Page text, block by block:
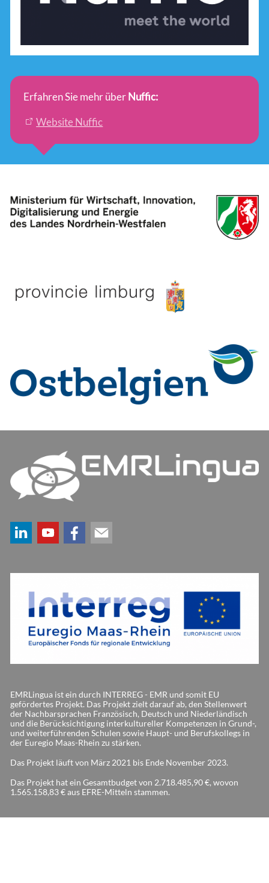
Erfahren Sie mehr überNuffic:
Website Nuffic
EMRLingua ist ein durch INTERREG - EMR und somit EU
gefördertes Projekt. Das Projekt zielt darauf ab, den Stellenwert
der Nachbarsprachen Französisch, Deutsch und Niederländisch
und die Berücksichtigung interkultureller Kompetenzen in Grund-,
und weiterführenden Schulen sowie Haupt- und Berufskollegs in
der Euregio Maas-Rhein zu stärken.
Das Projekt läuft von März 2021 bis Ende November 2023.
Das Projekt hat ein Gesamtbudget von 2.718.485,90 €, wovon
1.565.158,83 € aus EFRE-Mitteln stammen.